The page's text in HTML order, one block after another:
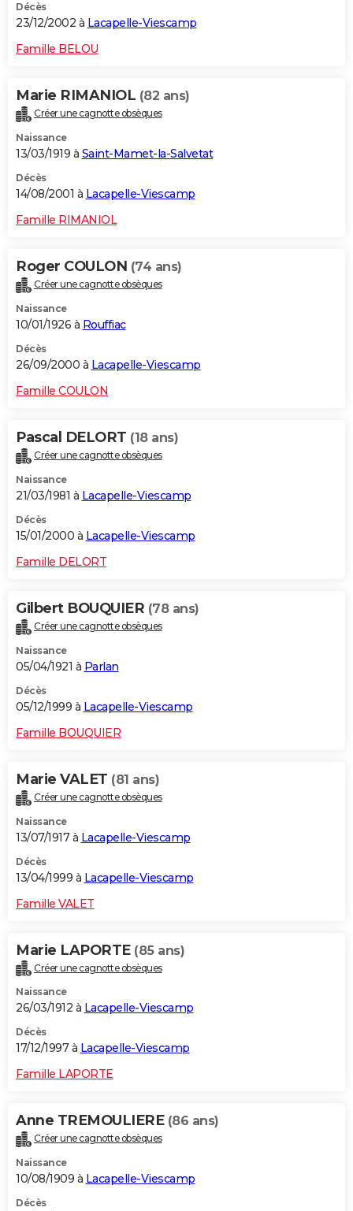
Décès
23/12/2002 à Lacapelle-Viescamp
Famille BELOU
Marie RIMANIOL (82 ans)
Créer une cagnotte obsèques
Naissance
13/03/1919 à Saint-Mamet-la-Salvetat
Décès
14/08/2001 à Lacapelle-Viescamp
Famille RIMANIOL
Roger COULON (74 ans)
Créer une cagnotte obsèques
Naissance
10/01/1926 à Rouffiac
Décès
26/09/2000 à Lacapelle-Viescamp
Famille COULON
Pascal DELORT (18 ans)
Créer une cagnotte obsèques
Naissance
21/03/1981 à Lacapelle-Viescamp
Décès
15/01/2000 à Lacapelle-Viescamp
Famille DELORT
Gilbert BOUQUIER (78 ans)
Créer une cagnotte obsèques
Naissance
05/04/1921 à Parlan
Décès
05/12/1999 à Lacapelle-Viescamp
Famille BOUQUIER
Marie VALET (81 ans)
Créer une cagnotte obsèques
Naissance
13/07/1917 à Lacapelle-Viescamp
Décès
13/04/1999 à Lacapelle-Viescamp
Famille VALET
Marie LAPORTE (85 ans)
Créer une cagnotte obsèques
Naissance
26/03/1912 à Lacapelle-Viescamp
Décès
17/12/1997 à Lacapelle-Viescamp
Famille LAPORTE
Anne TREMOULIERE (86 ans)
Créer une cagnotte obsèques
Naissance
10/08/1909 à Lacapelle-Viescamp
Décès